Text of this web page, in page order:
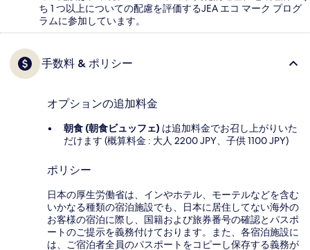
ち 1 つ以上についての配慮を評価するJEA エコ マーク プログ
ラムに参加しています。
手数料 & ポリシー
オプションの追加料金
朝食 (朝食ビュッフェ) は追加料金でお召し上がりいた
だけます (概算料金 : 大人 2200 JPY、子供 1100 JPY)
ポリシー
日本の厚生労働省は、インやホテル、モーテルなどを含む
いかなる種類の宿泊施設でも、日本に​居住してない海外の
お客様の宿泊に際し、国籍および旅券番号の確認とパスポ
ートのご提示を義務付け​ております。また、各宿泊施設に
は、ご宿泊者全員のパスポートをコピーし保存する義務が